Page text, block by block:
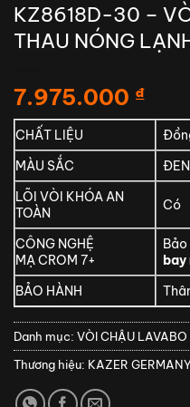
KZ8618D-30 –
THAU NÓNG
7.975.000 ₫
CHẤT LIỆU
MÀU SẮC
ĐEN
LÕI VÒI KHÓA AN
TOÀN
Có
CÔNG NGHỆ
MẠ CROM 7+
bay
BẢO HÀNH
Danh mục: VÒI CHẬU
Thương hiệu: KAZER GERMANY